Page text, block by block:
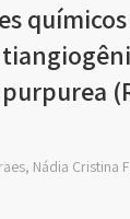
Nádia Cristina